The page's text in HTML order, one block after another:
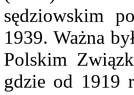
sędziowskim
1939. Ważna
Polskim
gdzie od 1919